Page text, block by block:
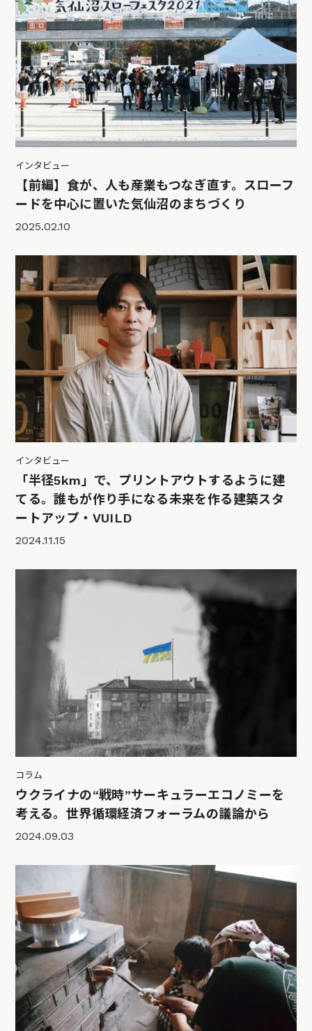
インタビュー
【前編】食が、人も産業もつなぎ直す。スローフ
ードを中心に置いた気仙沼のまちづくり
2025.02.10
インタビュー
「半径5km」で、プリントアウトするように建
てる。誰もが作り手になる未来を作る建築スタ
ートアップ・VUILD
2024.11.15
コラム
ウクライナの“戦時”サーキュラーエコノミーを
考える。世界循環経済フォーラムの議論から
2024.09.03